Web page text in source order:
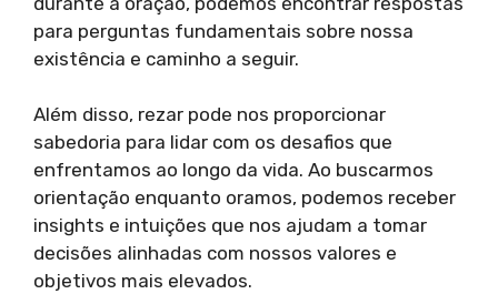
para perguntas fundamentais sobre nossa
existência e caminho a seguir.
Além disso, rezar pode nos proporcionar
sabedoria para lidar com os desafios que
enfrentamos ao longo da vida. Ao buscarmos
orientação enquanto oramos, podemos receber
insights e intuições que nos ajudam a tomar
decisões alinhadas com nossos valores e
objetivos mais elevados.